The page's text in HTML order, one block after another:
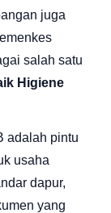
juga
salah satu
Higiene
adalah pintu
usaha
dapur,
yang